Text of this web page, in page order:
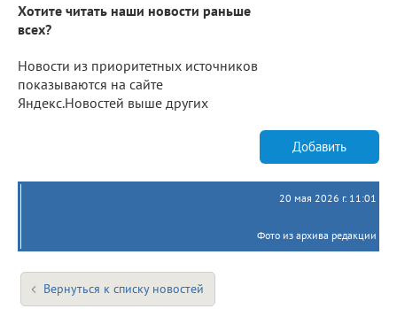
Хотите читать наши новости раньше
всех?
Новости из приоритетных источников
показываются на сайте
Яндекс.Новостей выше других
Добавить
20 мая 2026 г. 11:01
Фото из архива редакции
Вернуться к списку новостей